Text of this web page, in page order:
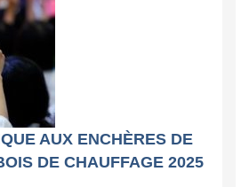
AUX ENCHÈRES DE
DE CHAUFFAGE 2025